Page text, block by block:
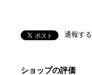
通報する
ショップの評価